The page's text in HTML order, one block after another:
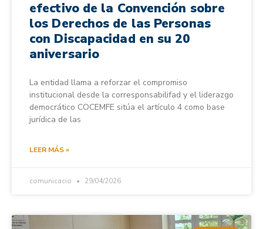
efectivo de la Convención sobre
los Derechos de las Personas
con Discapacidad en su 20
aniversario
La entidad llama a reforzar el compromiso
institucional desde la corresponsabilifad y el liderazgo
democrático COCEMFE sitúa el artículo 4 como base
jurídica de las
LEER MÁS »
comunicacio 29/04/2026